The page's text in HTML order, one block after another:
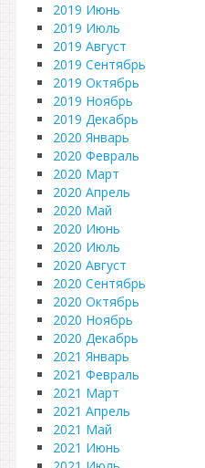
2019 Июнь
2019 Июль
2019 Август
2019 Сентябрь
2019 Октябрь
2019 Ноябрь
2019 Декабрь
2020 Январь
2020 Февраль
2020 Март
2020 Апрель
2020 Май
2020 Июнь
2020 Июль
2020 Август
2020 Сентябрь
2020 Октябрь
2020 Ноябрь
2020 Декабрь
2021 Январь
2021 Февраль
2021 Март
2021 Апрель
2021 Май
2021 Июнь